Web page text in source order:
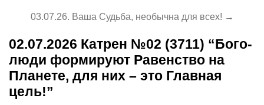
03.07.26. Ваша Судьба, необычна для всех! →
02.07.2026 Катрен №02 (3711) “Бого-
люди формируют Равенство на
Планете, для них – это Главная
цель!”